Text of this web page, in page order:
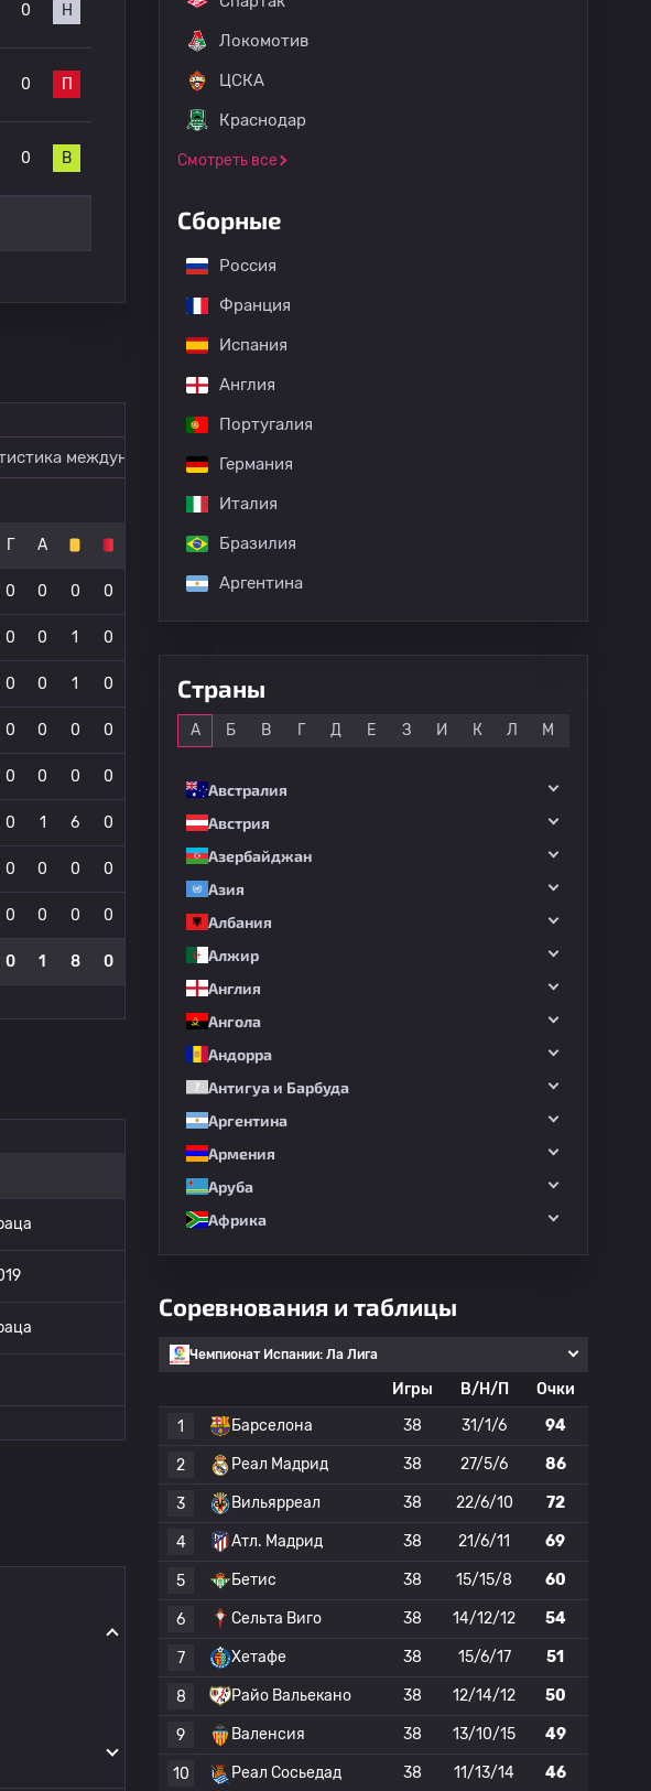
0 Н
0 П
0 В
международных матчей
Г А
0 0 0 0
0 0 1 0
0 0 1 0
0 0 0 0
0 0 0 0
0 1 6 0
0 0 0 0
0 0 0 0
0 1 8 0
Локомотив
ЦСКА
Краснодар
Смотреть все
Сборные
Россия
Франция
Испания
Англия
Португалия
Германия
Италия
Бразилия
Аргентина
Страны
А Б В Г Д Е З И К Л М
Австралия
Австрия
Азербайджан
Азия
Албания
Алжир
Англия
Ангола
Андорра
Антигуа и Барбуда
Аргентина
Армения
Аруба
Африка
Соревнования и таблицы
Чемпионат Испании: Ла Лига
Игры В/Н/П
Очки
1
Барселона 38 31/1/6 94
2 Реал Мадрид 38 27/5/6 86
3 Вильярреал 38 22/6/10 72
4 Атл. Мадрид 38 21/6/11 69
5 Бетис 38 15/15/8 60
6 Сельта Виго 38 14/12/12 54
7 Хетафе 38 15/6/17 51
8 Райо Вальекано 38 12/14/12 50
9 Валенсия 38 13/10/15 49
10 Реал Сосьедад 38 11/13/14 46